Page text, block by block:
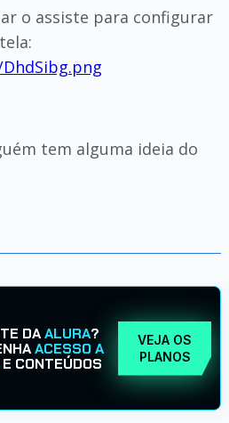
o assiste para configurar
tem alguma ideia do
DAALURA?
ACESSO A
E CONTEÚDOS
VEJA OS
PLANOS